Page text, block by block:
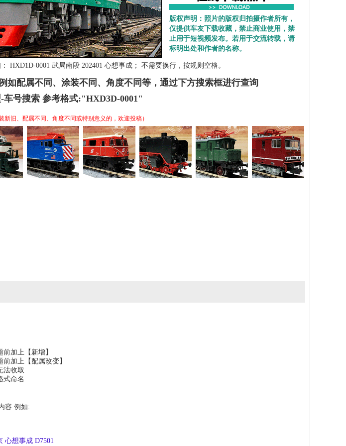
版权声明：照片的版权归拍摄作者所有，
仅提供车友下载收藏，禁止商业使用，禁
止用于短视频发布。若用于交流转载，请
标明出处和作者的名称。
HXD1D-0001 武局南段 202401 心想事成； 不需要换行，按规则空格。
如配属不同、涂装不同、角度不同等，通过下方搜索框进行查询
车号搜索 参考格式:"HXD3D-0001"
旧、配属不同、角度不同或特别意义的，欢迎投稿）
加上【新增】
加上【配属改变】
法收取
式命名
容 例如:
心想事成 D7501